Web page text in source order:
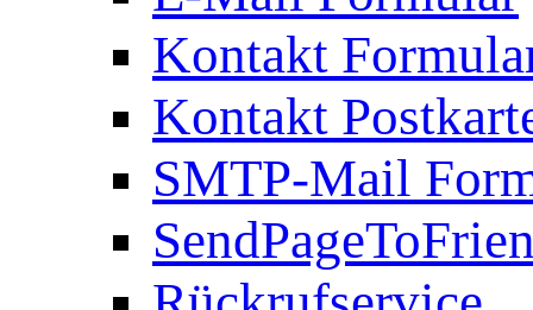
Kontakt
Kontakt
SMTP-Mail